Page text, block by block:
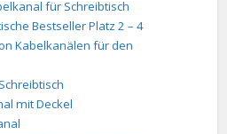
für Schreibtisch
Bestseller Platz 2 – 4
Kabelkanälen für den
mit Deckel